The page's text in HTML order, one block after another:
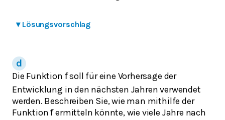
▾ Lösungsvorschlag
Die Funktion fsoll für eine Vorhersage der
Entwicklung in den nächsten Jahren verwendet
werden. Beschreiben Sie, wie man mithilfe der
Funktionfermitteln könnte, wie viele Jahre nach